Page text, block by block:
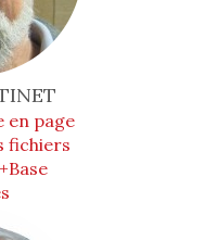
en page
fichiers